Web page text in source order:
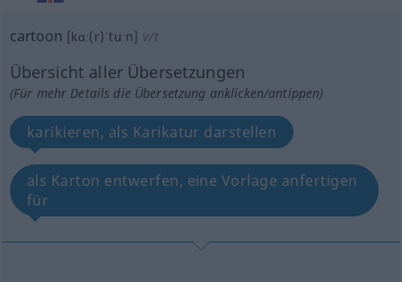
cartoon [kɑː(r)ˈtuːn] v/t
Übersicht aller Übersetzungen
(Für mehr Details die Übersetzung anklicken/antippen)
karikieren, als Karikatur darstellen
als Karton entwerfen, eine Vorlage anfertigen
für